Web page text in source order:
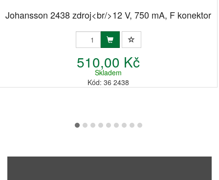
Johansson 2438 zdroj<br/>12 V, 750 mA, F konektor
510,00 Kč
Skladem
Kód: 36 2438